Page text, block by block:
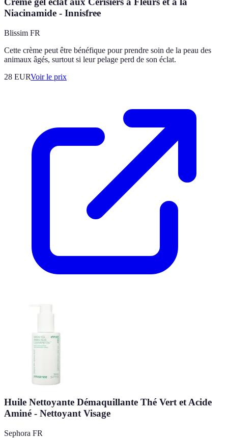
Niacinamide - Innisfree
Blissim FR
Cette crème peut être bénéfique pour prendre soin de la peau des
animaux âgés, surtout si leur pelage perd de son éclat.
28 EURVoir le prix
Huile Nettoyante Démaquillante Thé Vert et Acide
Aminé - Nettoyant Visage
Sephora FR